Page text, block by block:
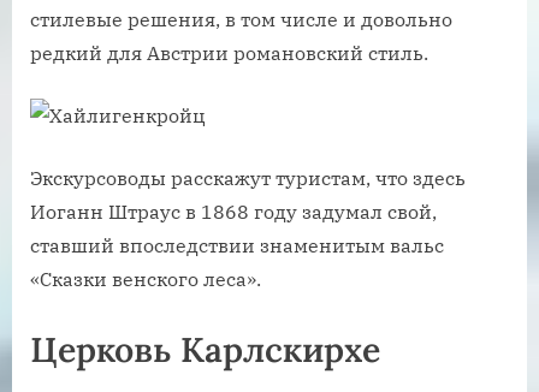
стилевые решения, в том числе и довольно
редкий для Австрии романовский стиль.
Экскурсоводы расскажут туристам, что здесь
Иоганн Штраус в 1868 году задумал свой,
ставший впоследствии знаменитым вальс
«Сказки венского леса».
Церковь Карлскирхе